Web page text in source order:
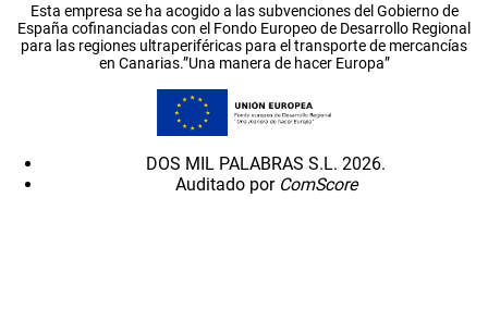
Esta empresa se ha acogido a las subvenciones del Gobierno de
España cofinanciadas con el Fondo Europeo de Desarrollo Regional
para las regiones ultraperiféricas para el transporte de mercancías
en Canarias.”Una manera de hacer Europa”
DOS MIL PALABRAS S.L. 2026.
Auditado por ComScore